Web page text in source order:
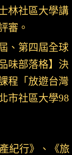
林社區大學講
審。
、第四屆全球
味部落格】決
程「放遊台灣
市社區大學98
紀行》、《旅